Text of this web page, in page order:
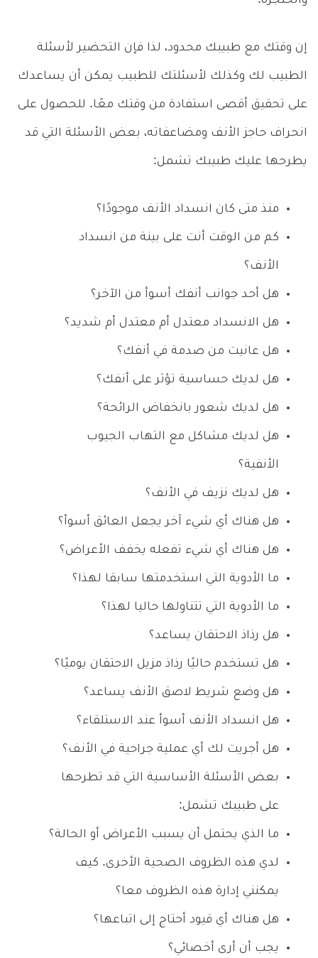
إن وقتك مع طبيبك محدود، لذا فإن التحضير لأسئلة
الطبيب لك وكذلك لأسئلتك للطبيب يمكن أن يساعدك
على تحقيق أقصى استفادة من وقتك معًا. للحصول على
انحراف حاجز الأنف ومضاعفاته، بعض الأسئلة التي قد
يطرحها عليك طبيبك تشمل:
منذ متى كان انسداد الأنف موجودًا؟
كم من الوقت أنت على بينة من انسداد
الأنف؟
هل أحد جوانب أنفك أسوأ من الآخر؟
هل الانسداد معتدل أم معتدل أم شديد؟
هل عانيت من صدمة في أنفك؟
هل لديك حساسية تؤثر على أنفك؟
هل لديك شعور بانخفاض الرائحة؟
هل لديك مشاكل مع التهاب الجيوب
الأنفية؟
هل لديك نزيف في الأنف؟
هل هناك أي شيء آخر يجعل العائق أسوأ؟
هل هناك أي شيء تفعله يخفف الأعراض؟
ما الأدوية التي استخدمتها سابقا لهذا؟
ما الأدوية التي تتناولها حاليا لهذا؟
هل رذاذ الاحتقان يساعد؟
هل تستخدم حاليًا رذاذ مزيل الاحتقان يوميًا؟
هل وضع شريط لاصق الأنف يساعد؟
هل انسداد الأنف أسوأ عند الاستلقاء؟
هل أجريت لك أي عملية جراحية في الأنف؟
بعض الأسئلة الأساسية التي قد تطرحها
على طبيبك تشمل:
ما الذي يحتمل أن يسبب الأعراض أو الحالة؟
لدي هذه الظروف الصحية الأخرى. كيف
يمكنني إدارة هذه الظروف معا؟
هل هناك أي قيود أحتاج إلى اتباعها؟
يجب أن أرى أخصائي؟